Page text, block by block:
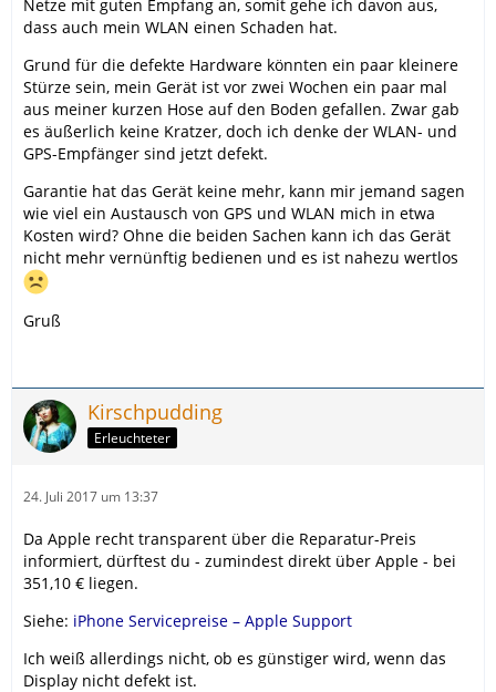
Netze mit guten Empfang an, somit gehe ich davon aus,
dass auch mein WLAN einen Schaden hat.
Grund für die defekte Hardware könnten ein paar kleinere
Stürze sein, mein Gerät ist vor zwei Wochen ein paar mal
aus meiner kurzen Hose auf den Boden gefallen. Zwar gab
es äußerlich keine Kratzer, doch ich denke der WLAN- und
GPS-Empfänger sind jetzt defekt.
Garantie hat das Gerät keine mehr, kann mir jemand sagen
wie viel ein Austausch von GPS und WLAN mich in etwa
Kosten wird? Ohne die beiden Sachen kann ich das Gerät
nicht mehr vernünftig bedienen und es ist nahezu wertlos
Gruß
Kirschpudding
Erleuchteter
24. Juli 2017 um 13:37
Da Apple recht transparent über die Reparatur-Preis
informiert, dürftest du - zumindest direkt über Apple - bei
351,10 € liegen.
Siehe: iPhone Servicepreise – Apple Support
Ich weiß allerdings nicht, ob es günstiger wird, wenn das
Display nicht defekt ist.